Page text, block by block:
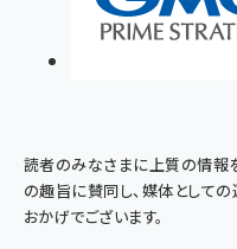
読者のみなさまに上質の情報
の趣旨に賛同し、媒体として
おかげでございます。